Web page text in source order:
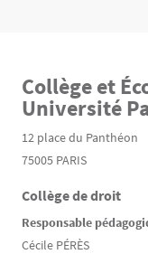
Contenu
Texte
Collège et
Université
12 place du Panthéon
75005 PARIS
Collège de droit
Responsable
Cécile PÉRÈS